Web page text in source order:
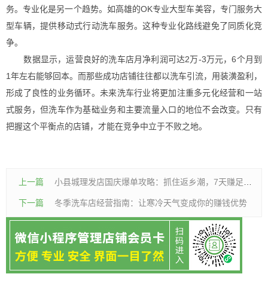
务。专业化是另一个趋势。如高雄的OK专业大型车美容，专门服务大
型车辆，提供移动式行动洗车服务。这种专业化路线避免了同质化竞
争。
数据显示，运营良好的洗车店月净利润可达2万-3万元，6个月到
1年左右能够回本。而那些成功店铺往往都以洗车引流，用装潢盈利，
形成了良性的业务循环。未来洗车行业将更加注重多元化经营和一站
式服务，但洗车作为基础业务和主要流量入口的地位不会改变。只有
把握这个平衡点的店铺，才能在竞争中立于不败之地。
上一篇 小县城理发店国庆爆单攻略：抓住返乡潮，7天赚足一个月收入
下一篇 冬季洗车店经营指南：让寒冷天气变成你的赚钱优势